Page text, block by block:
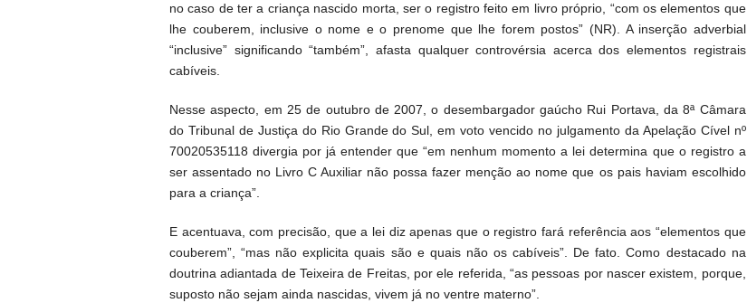
no caso de ter a criança nascido morta, ser o registro feito em livro próprio, “com os elementos que
lhe couberem, inclusive o nome e o prenome que lhe forem postos” (NR). A inserção adverbial
“inclusive” significando “também”, afasta qualquer controvérsia acerca dos elementos registrais
cabíveis.
Nesse aspecto, em 25 de outubro de 2007, o desembargador gaúcho Rui Portava, da 8ª Câmara
do Tribunal de Justiça do Rio Grande do Sul, em voto vencido no julgamento da Apelação Cível nº
70020535118 divergia por já entender que “em nenhum momento a lei determina que o registro a
ser assentado no Livro C Auxiliar não possa fazer menção ao nome que os pais haviam escolhido
para a criança”.
E acentuava, com precisão, que a lei diz apenas que o registro fará referência aos “elementos que
couberem”, “mas não explicita quais são e quais não os cabíveis”. De fato. Como destacado na
doutrina adiantada de Teixeira de Freitas, por ele referida, “as pessoas por nascer existem, porque,
suposto não sejam ainda nascidas, vivem já no ventre materno”.